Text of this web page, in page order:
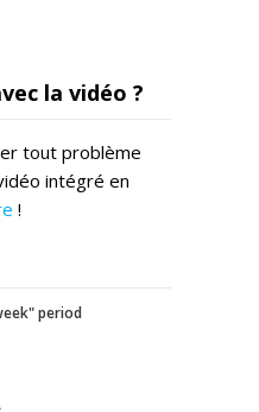
la vidéo ?
tout problème
intégré en
!
period